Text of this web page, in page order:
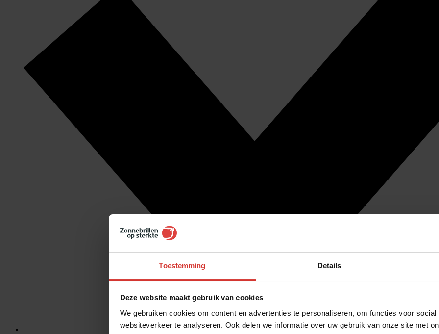
Toestemming Details
Deze website maakt gebruik van cookies
We gebruiken cookies om content en advertenties te personaliseren, om functies voor
websiteverkeer te analyseren. Ook delen we informatie over uw gebruik van onze site met